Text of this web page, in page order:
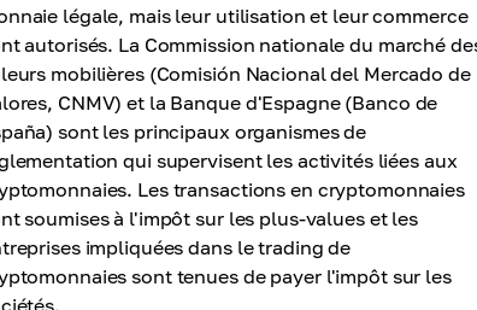
légale, mais leur utilisation et leur commerce
autorisés. La Commission nationale du marché
mobilières (Comisión Nacional del Mercado de
CNMV) et la Banque d'Espagne (Banco de
sont les principaux organismes de
qui supervisent les activités liées aux
Les transactions en cryptomonnaies
soumises à l'impôt sur les plus-values ​​et les
impliquées dans le trading de
sont tenues de payer l'impôt sur les